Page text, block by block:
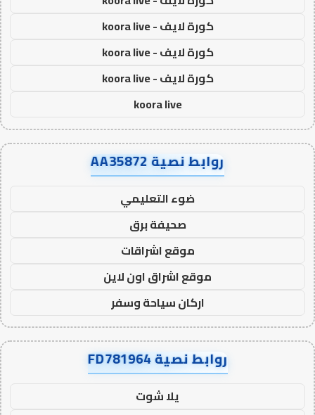
كورة لايف - koora live
كورة لايف - koora live
كورة لايف - koora live
koora live
روابط نصية AA35872
ضوء التعليمي
صحيفة برق
موقع اشراقات
موقع اشراق اون لاين
اركان سياحة وسفر
روابط نصية FD781964
يلا شوت